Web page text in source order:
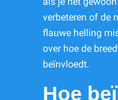
verbeteren of de
flauwe helling
over hoe de
beïnvloedt.
Hoe